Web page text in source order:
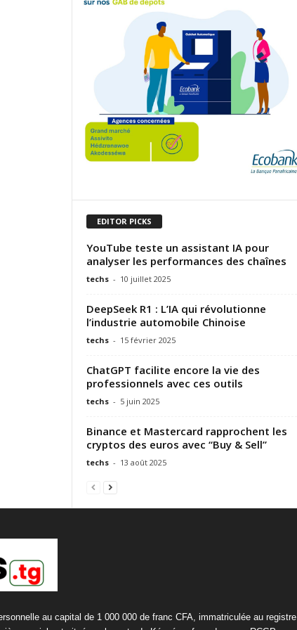
EDITOR PICKS
YouTube teste un assistant IA pour
analyser les performances des chaînes
techs - 10 juillet 2025
DeepSeek R1 : L’IA qui révolutionne
l’industrie automobile Chinoise
techs - 15 février 2025
ChatGPT facilite encore la vie des
professionnels avec ces outils
techs - 5 juin 2025
Binance et Mastercard rapprochent les
cryptos des euros avec “Buy & Sell”
techs - 13 août 2025
au capital de 1 000 000 de franc CFA, immatriculée au registre